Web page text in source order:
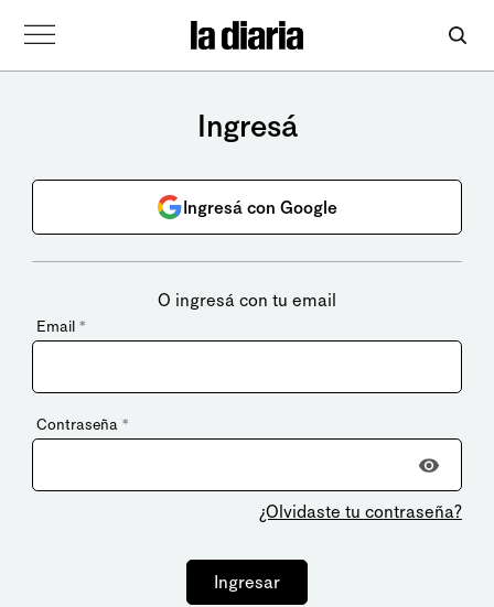
Ingresá
Ingresá con Google
O ingresá con tu email
Email *
Contraseña *
¿Olvidaste tu contraseña?
Ingresar